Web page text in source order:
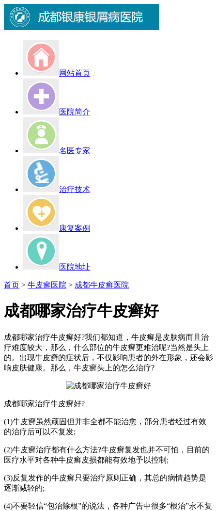
网站首页
医院简介
名医专家
治疗技术
康复案例
医院地址
首页 > 牛皮癣医院 > 成都牛皮癣医院
成都哪家治疗牛皮癣好
成都哪家治疗牛皮癣好?我们都知道，牛皮癣是皮肤病而且治
疗难度较大，那么，什么部位的牛皮癣更难治呢?当然是头上
的。出现牛皮癣的症状后，不仅影响患者的外在形象，还会影
响皮肤健康。那么，牛皮癣头上的怎么治疗?
成都哪家治疗牛皮癣好?
(1)牛皮癣虽然顽固但并非全都不能治愈，部分患者经过有效
的治疗后可以不复发;
(2)牛皮癣治疗都有什么方法?牛皮癣复发也并不可怕，目前的
医疗水平对各种牛皮癣皮损都能有效地予以控制;
(3)反复发作的牛皮癣只要治疗原则正确，其总的病情趋势是
逐渐减轻的;
(4)不要轻信“包治除根”的说法，各种广告中很多“根治”永不复